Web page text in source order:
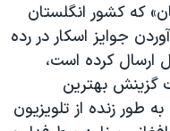
که کشور انگلستان
جوایز اسکار در رده
ارسال کرده است،
گزینش بهترین
طور زنده از تلویزیون